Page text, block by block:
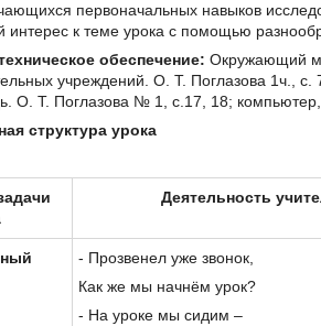
первоначальных навыков
интерес к теме урока с помощью
обеспечение: Окружающий
учреждений. О. Т. Поглазова 1ч.,
О. Т. Поглазова № 1, с.17, 18;
структура урока
Деятельность
- Прозвенел уже звонок,
Как же мы начнём урок?
- На уроке мы сидим –